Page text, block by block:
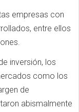
empresas con
entre ellos
inversión, los
como los
de
abismalmente